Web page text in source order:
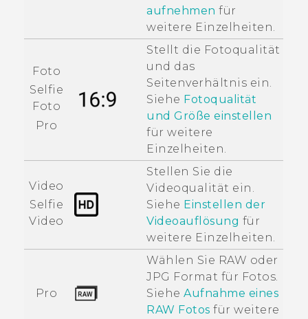
aufnehmen für
weitere Einzelheiten.
Foto
Selfie
Foto
Pro
Stellt die Fotoqualität
und das
Seitenverhältnis ein.
Siehe Fotoqualität
und Größe einstellen
für weitere
Einzelheiten.
Video
Selfie
Video
Stellen Sie die
Videoqualität ein.
Siehe Einstellen der
Videoauflösung für
weitere Einzelheiten.
Pro
Wählen Sie RAW oder
JPG Format für Fotos.
Siehe Aufnahme eines
RAW Fotos für weitere